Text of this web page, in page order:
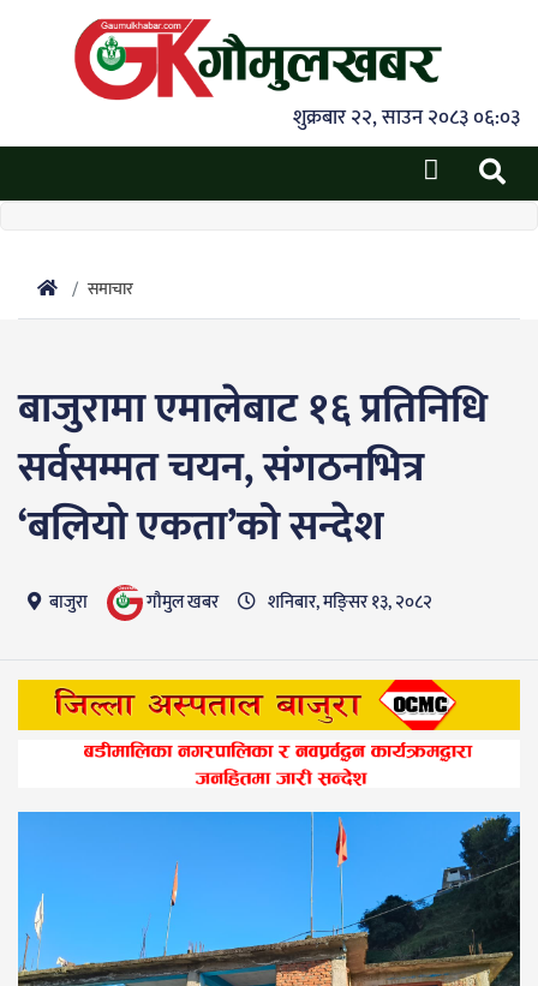
शुक्रबार २२, साउन २०८३ ०६:०३
समाचार
बाजुरामा एमालेबाट १६ प्रतिनिधि
सर्वसम्मत चयन, संगठनभित्र
‘बलियो एकता’को सन्देश
बाजुरा गाैमुल खबर शनिबार, मङि्सर १३, २०८२